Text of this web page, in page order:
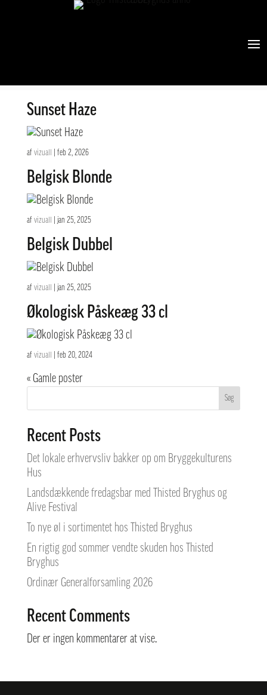
afvizuall|feb 2, 2026
Sunset Haze
af vizuall feb 2, 2026
Belgisk Blonde
af vizuall jan 25, 2025
Belgisk Dubbel
af vizuall jan 25, 2025
Økologisk Påskeæg 33 cl
af vizuall feb 20, 2024
« Gamle poster
Søg
Recent Posts
Det lokale erhvervsliv bakker op om Bryggekulturens
Hus
Landsdækkende fredagsbar med Thisted Bryghus og
Alive Festival
To nye øl i sortimentet hos Thisted Bryghus
En rigtig god sommer vendte skuden hos Thisted
Bryghus
Ordinær Generalforsamling 2026
Recent Comments
Der er ingen kommentarer at vise.